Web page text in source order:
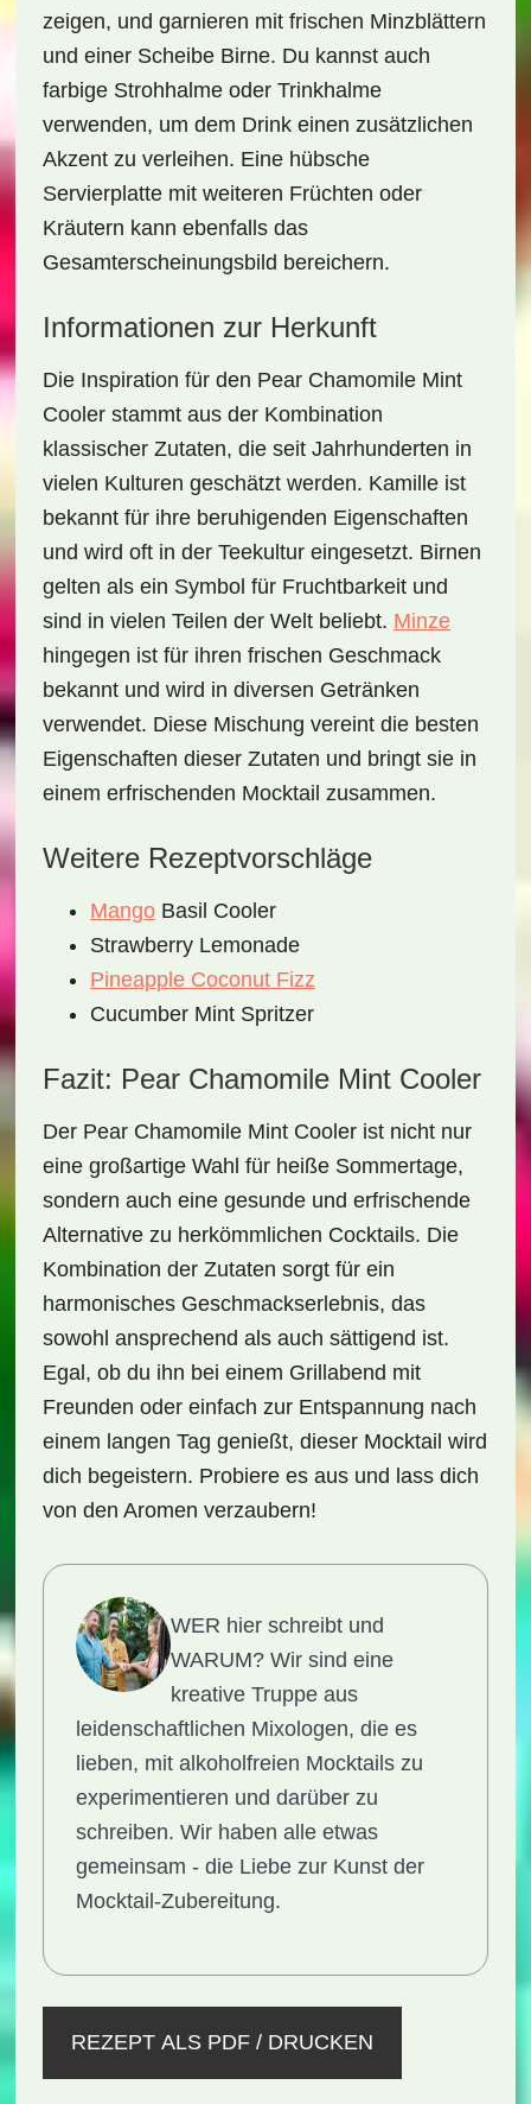
zeigen, und garnieren mit frischen Minzblättern
und einer Scheibe Birne. Du kannst auch
farbige Strohhalme oder Trinkhalme
verwenden, um dem Drink einen zusätzlichen
Akzent zu verleihen. Eine hübsche
Servierplatte mit weiteren Früchten oder
Kräutern kann ebenfalls das
Gesamterscheinungsbild bereichern.
Informationen zur Herkunft
Die Inspiration für den Pear Chamomile Mint
Coolerstammt aus der Kombination
klassischer Zutaten, die seit Jahrhunderten in
vielen Kulturen geschätzt werden. Kamille ist
bekannt für ihre beruhigenden Eigenschaften
und wird oft in der Teekultur eingesetzt. Birnen
gelten als ein Symbol für Fruchtbarkeit und
sind in vielen Teilen der Welt beliebt. Minze
hingegen ist für ihren frischen Geschmack
bekannt und wird in diversen Getränken
verwendet. Diese Mischung vereint die besten
Eigenschaften dieser Zutaten und bringt sie in
einem erfrischenden Mocktail zusammen.
Weitere Rezeptvorschläge
MangoBasil Cooler
Strawberry Lemonade
Pineapple Coconut Fizz
Cucumber Mint Spritzer
Fazit: Pear Chamomile Mint Cooler
Der Pear Chamomile Mint Coolerist nicht nur
eine großartige Wahl für heiße Sommertage,
sondern auch eine gesunde und erfrischende
Alternative zu herkömmlichen Cocktails. Die
Kombination der Zutaten sorgt für ein
harmonisches Geschmackserlebnis, das
sowohl ansprechend als auch sättigend ist.
Egal, ob du ihn bei einem Grillabend mit
Freunden oder einfach zur Entspannung nach
einem langen Tag genießt, dieser Mocktail wird
dich begeistern. Probiere es aus und lass dich
von den Aromen verzaubern!
WER hier schreibt und
WARUM?Wir sind eine
kreative Truppe aus
leidenschaftlichen Mixologen, die es
lieben, mit alkoholfreien Mocktails zu
experimentieren und darüber zu
schreiben. Wir haben alle etwas
gemeinsam - die Liebe zur Kunst der
Mocktail-Zubereitung.
REZEPT ALS PDF / DRUCKEN